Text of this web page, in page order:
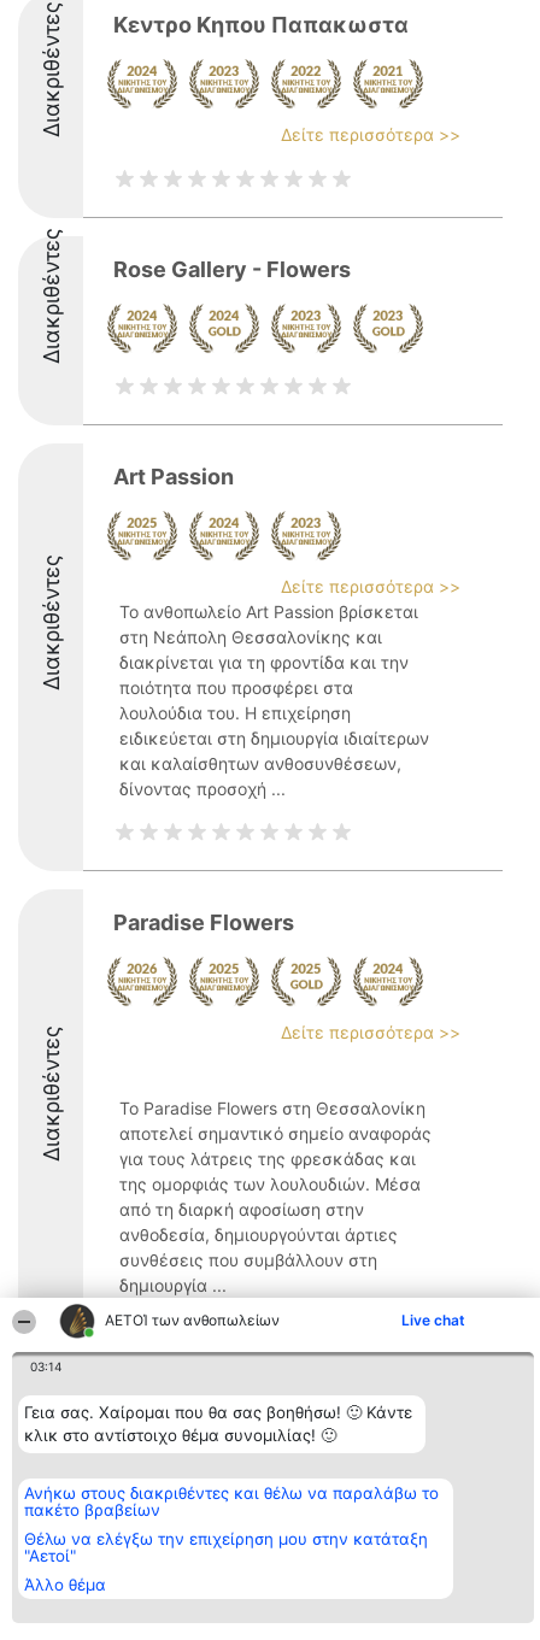
ΑΕΤΟΊ των ανθοπωλείων Live chat
03:14
Γεια σας. Χαίρομαι που θα σας βοηθήσω! 🙂 Κάντε
κλικ στο αντίστοιχο θέμα συνομιλίας! 🙂
Ανήκω στους διακριθέντες και θέλω να παραλάβω το
πακέτο βραβείων
Θέλω να ελέγξω την επιχείρηση μου στην κατάταξη
"Αετοί"
Άλλο θέμα
Διακριθέντες Κεντρο Κηπου Παπακωστα
Δείτε περισσότερα >>
Διακριθέντες Rose Gallery - Flowers
Διακριθέντες
Art Passion
Δείτε περισσότερα >>
Το ανθοπωλείο Art Passion βρίσκεται
στη Νεάπολη Θεσσαλονίκης και
διακρίνεται για τη φροντίδα και την
ποιότητα που προσφέρει στα
λουλούδια του. Η επιχείρηση
ειδικεύεται στη δημιουργία ιδιαίτερων
και καλαίσθητων ανθοσυνθέσεων,
δίνοντας προσοχή ...
Διακριθέντες
Paradise Flowers
Δείτε περισσότερα >>
Το Paradise Flowers στη Θεσσαλονίκη
αποτελεί σημαντικό σημείο αναφοράς
για τους λάτρεις της φρεσκάδας και
της ομορφιάς των λουλουδιών. Μέσα
από τη διαρκή αφοσίωση στην
ανθοδεσία, δημιουργούνται άρτιες
συνθέσεις που συμβάλλουν στη
δημιουργία ...
9.4
Διοργανωτής της
κατάταξης
BEAUTIFUL COMPANY
ΤΗΛ. ΕΠΙΚΟΙΝΩΝΙΑΣ:
2104128019
email:
aetoi@beautifulcompany.co
Κατάταξη
Διακριθέντες
Λίστα όλων
διακριθέντων
Μεθοδολογία
προϋποθέσεις
Επικοινωνία